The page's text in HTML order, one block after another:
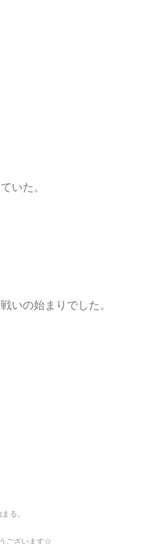
いた。
いの始まりでした。
る。
ございます☆